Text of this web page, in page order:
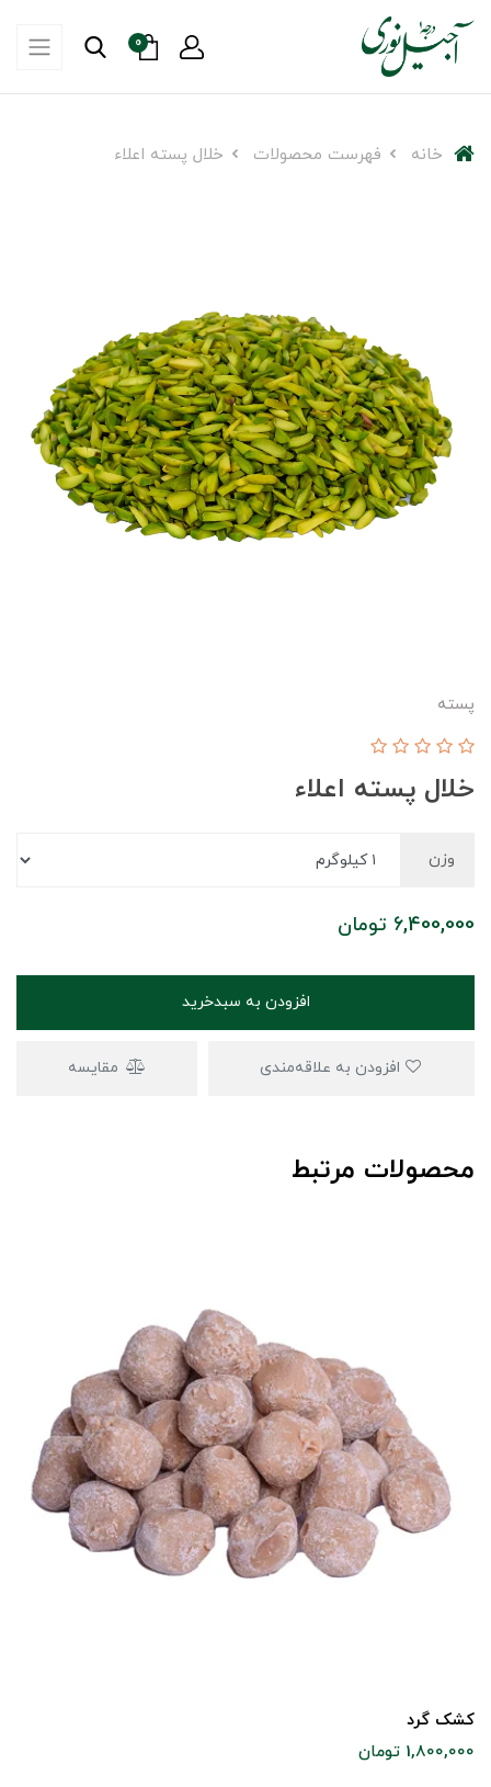
0
خانه فهرست محصولات خلال پسته اعلاء
پسته
خلال پسته اعلاء
وزن
6,400,000 تومان
افزودن به سبدخرید
مقایسه
محصولات مرتبط
کشک گرد
1,800,000 تومان